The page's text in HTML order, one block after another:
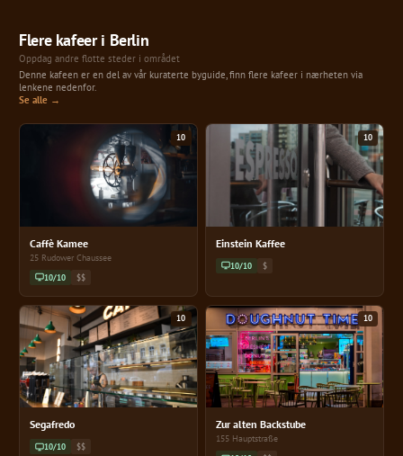
Flere kafeer i Berlin
Oppdag andre flotte steder i området
Denne kafeen er en del av vår kuraterte byguide, finn flere kafeer i nærheten via
lenkene nedenfor.
Se alle →
10
Caffè Kamee
25 Rudower Chaussee
10/10 $$
10
Einstein Kaffee
10/10 $
10
Segafredo
10/10 $$
10
Zur alten Backstube
155 Hauptstraße